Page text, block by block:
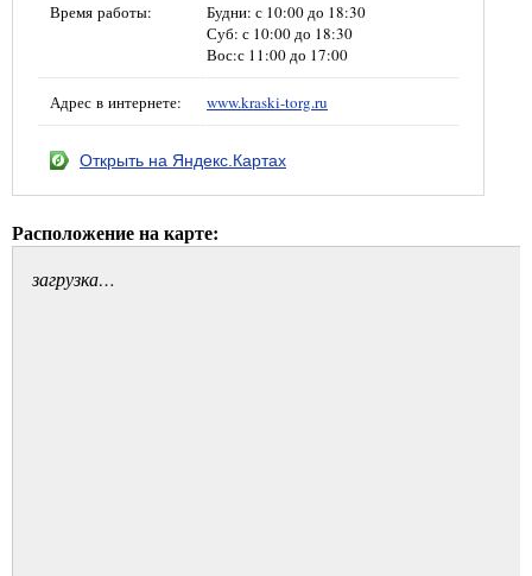
Время работы:
Будни: с 10:00 до 18:30
Суб: с 10:00 до 18:30
Вос:с 11:00 до 17:00
Адрес в интернете: www.kraski-torg.ru
Открыть на Яндекс.Картах
Расположение на карте:
загрузка…